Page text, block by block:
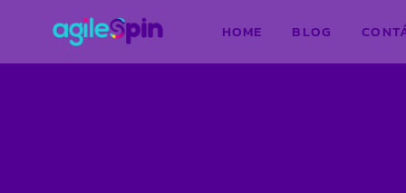
HOME BLOG